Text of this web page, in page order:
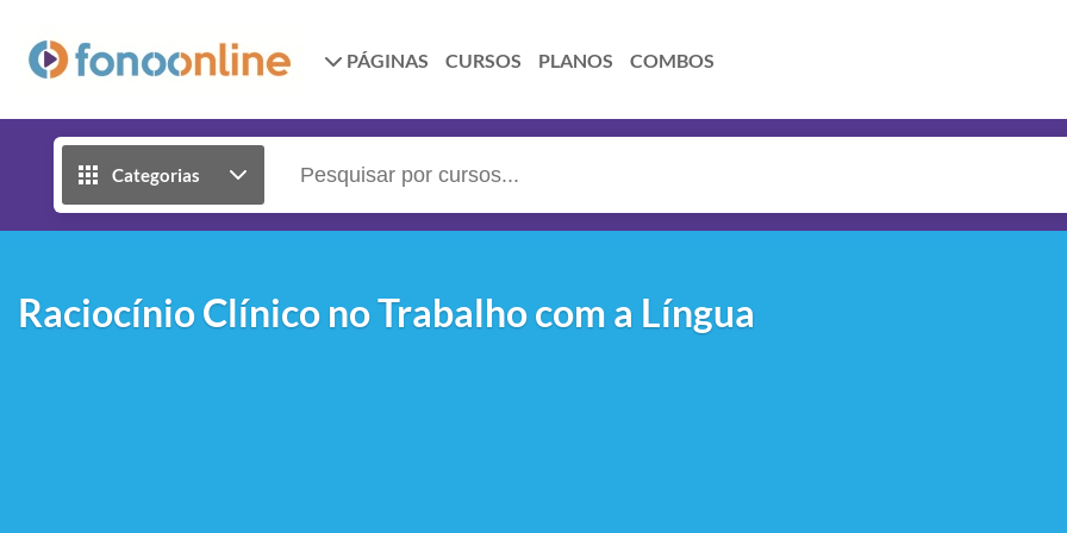
PÁGINAS CURSOS PLANOS COMBOS
Categorias
Raciocínio Clínico no Trabalho com a Língua